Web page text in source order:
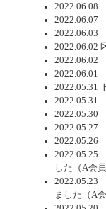
2022.06.08
2022.06.07
2022.06.03
2022.06.02
2022.06.02
2022.06.01
2022.05.31
2022.05.31
2022.05.30
2022.05.27
2022.05.26
2022.05.25
した（A会
2022.05.23
ました（A